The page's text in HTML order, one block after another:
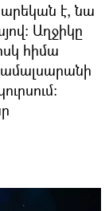
է, նա
Աղջիկը
հիմա